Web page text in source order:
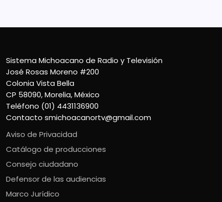
Sistema Michoacano de Radio y Televisión
José Rosas Moreno #200
Colonia Vista Bella
CP 58090, Morelia, México
Teléfono (01) 4431136900
Contacto smichoacanortv@gmail.com
Aviso de Privacidad
Catálogo de producciones
Consejo ciudadano
Defensor de las audiencias
Marco Jurídico